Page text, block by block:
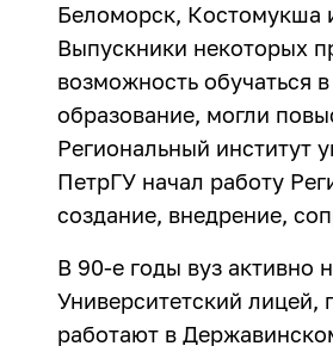
Беломорск, Костомукша
Выпускники некоторых
возможность обучаться
образование, могли
Региональный институт
ПетрГУ начал работу
создание, внедрение,
В 90-е годы вуз активно
Университетский лицей,
работают в